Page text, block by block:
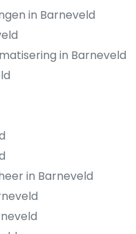
in Barneveld
in Barneveld
in Barneveld